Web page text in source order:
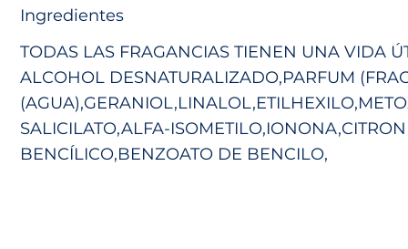
Ingredientes
TODAS LAS FRAGANCIAS TIENEN UNA VIDA
ALCOHOL DESNATURALIZADO,PARFUM
SALICILATO,ALFA-
BENCÍLICO,BENZOATO DE BENCILO,